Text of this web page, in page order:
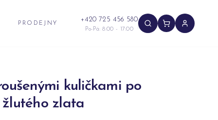
PRODEJNY +420 725 456 580
Po-Pá: 8:00 - 17:00
kuličkami po
zlata